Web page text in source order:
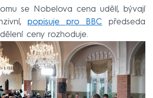
se Nobelova cena udělí, bývají
popisuje pro BBC předseda
ceny rozhoduje.